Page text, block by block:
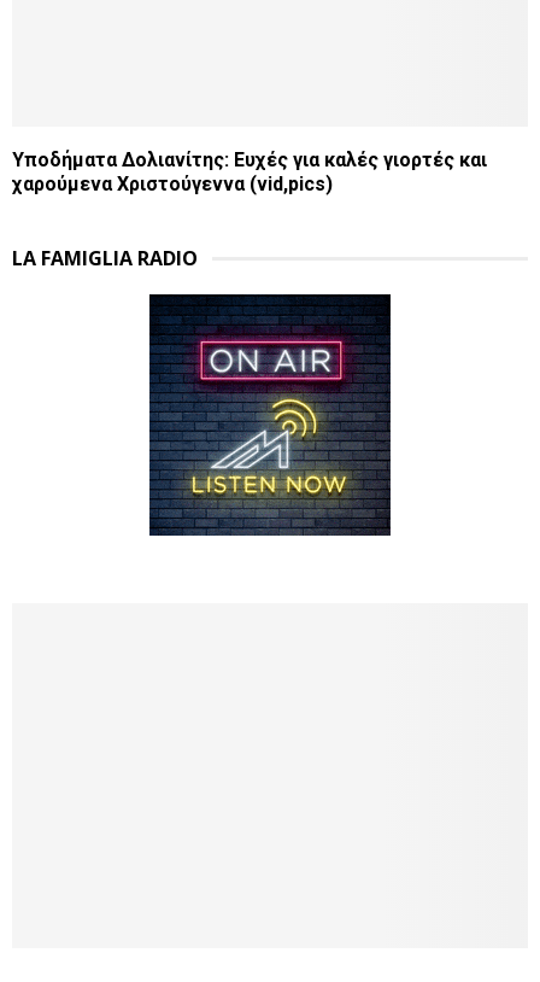
Υποδήματα Δολιανίτης: Ευχές για καλές γιορτές και
χαρούμενα Χριστούγεννα (vid,pics)
LA FAMIGLIA RADIO